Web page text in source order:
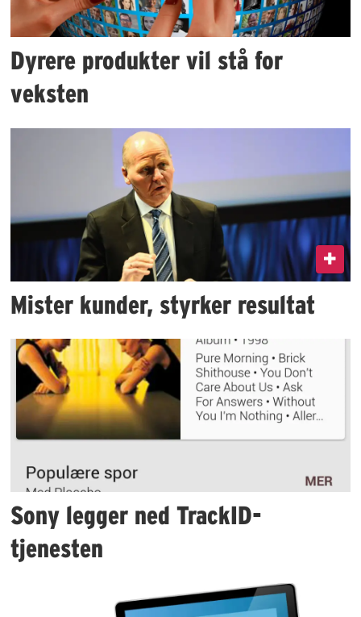
Dyrere produkter vil stå for
veksten
Mister kunder, styrker resultat
Sony legger ned TrackID-
tjenesten